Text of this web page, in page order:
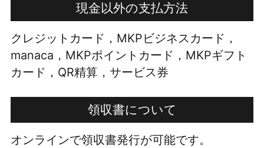
現金以外の支払方法
クレジットカード，MKPビジネスカード，
manaca，MKPポイントカード，MKPギフト
カード，QR精算，サービス券
領収書について
オンラインで領収書発行が可能です。